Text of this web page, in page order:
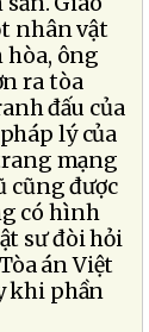
nhân vật
hòa, ông
ra tòa
đấu của
lý của
mạng
cũng được
có hình
sư đòi hỏi
án Việt
khi phần